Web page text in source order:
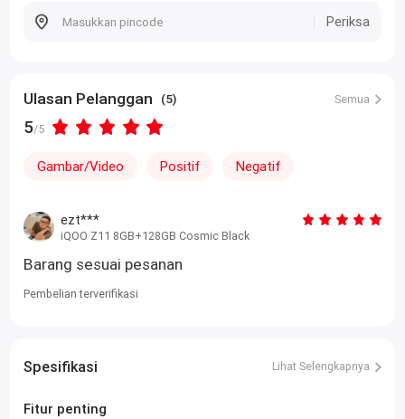
Periksa
Ulasan Pelanggan (5) Semua
5/5
Gambar/Video Positif Negatif
ezt***
iQOO Z11 8GB+128GB Cosmic Black
Barang sesuai pesanan
Pembelian terverifikasi
Spesifikasi Lihat Selengkapnya
Fitur penting